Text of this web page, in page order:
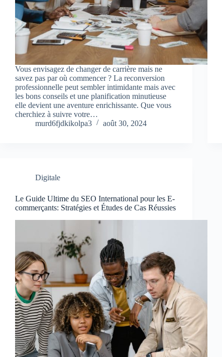
Vous envisagez de changer de carrière mais ne
savez pas par où commencer ? La reconversion
professionnelle peut sembler intimidante mais avec
les bons conseils et une planification minutieuse
elle devient une aventure enrichissante. Que vous
cherchiez à suivre votre…
murd6fjdkikolpa3
août 30, 2024
Digitale
Le Guide Ultime du SEO International pour les E-
commerçants: Stratégies et Études de Cas Réussies